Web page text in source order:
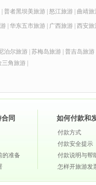
普者黑坝美旅游 怒江旅游 曲靖旅
华东五市旅游 广西旅游 西安旅
泊尔旅游 苏梅岛旅游 普吉岛旅游
三角旅游
同
的准备
如何付款和
付款方式
付款安全提示
付款说明与帮
怎样开旅游发